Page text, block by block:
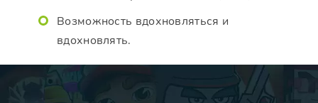
Возможность вдохновляться и
вдохновлять.